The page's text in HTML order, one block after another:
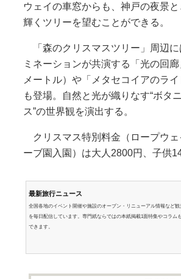
ウェイの車窓からも、神戸の夜景
輝くツリーを望むことができる。
「森のクリスマスツリー」周辺に
ミネーションが共演する「光の回
メートル）や「メタセコイアのラ
も登場。自然と光が織りなす“ボタ
ス”の世界観を演出する。
クリスマス特別料金（ロープウェ
ーブ園入園）は大人2800円、子供
最新旅行ニュース
全国各地のイベント開催や施設のオープン・リニューアル情報など観
を毎日配信しています。専門紙ならではの本紙掲載1面特集やコラム
できます。